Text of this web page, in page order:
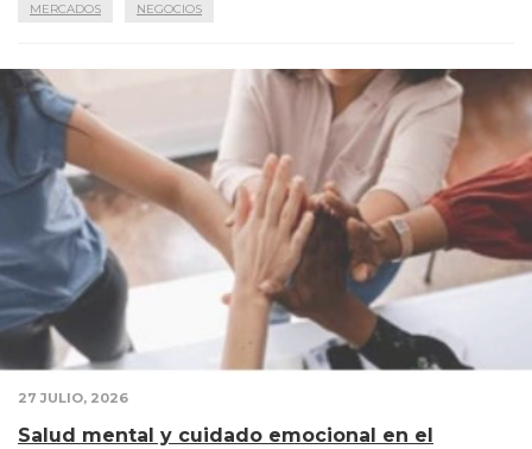
MERCADOS NEGOCIOS
27 JULIO, 2026
Salud mental y cuidado emocional en el